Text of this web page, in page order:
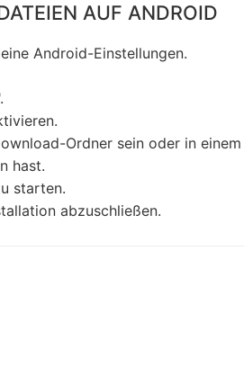
AUF ANDROID
Android-Einstellungen.
Ordner sein oder in einem
hast.
starten.
abzuschließen.